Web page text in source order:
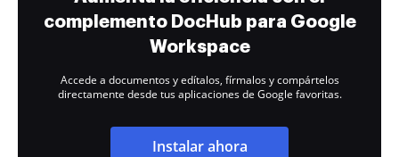
complemento DocHub para Google
Workspace
Accede a documentos y edítalos, fírmalos y compártelos
directamente desde tus aplicaciones de Google favoritas.
Instalar ahora